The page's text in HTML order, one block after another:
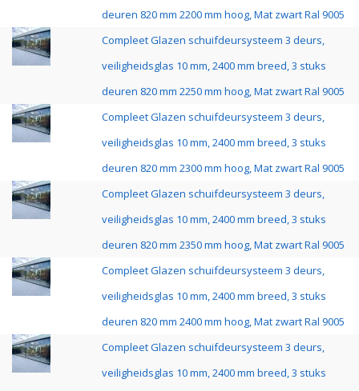
deuren 820 mm 2200 mm hoog, Mat zwart Ral 9005
Compleet Glazen schuifdeursysteem 3 deurs,
veiligheidsglas 10 mm, 2400 mm breed, 3 stuks
deuren 820 mm 2250 mm hoog, Mat zwart Ral 9005
Compleet Glazen schuifdeursysteem 3 deurs,
veiligheidsglas 10 mm, 2400 mm breed, 3 stuks
deuren 820 mm 2300 mm hoog, Mat zwart Ral 9005
Compleet Glazen schuifdeursysteem 3 deurs,
veiligheidsglas 10 mm, 2400 mm breed, 3 stuks
deuren 820 mm 2350 mm hoog, Mat zwart Ral 9005
Compleet Glazen schuifdeursysteem 3 deurs,
veiligheidsglas 10 mm, 2400 mm breed, 3 stuks
deuren 820 mm 2400 mm hoog, Mat zwart Ral 9005
Compleet Glazen schuifdeursysteem 3 deurs,
veiligheidsglas 10 mm, 2400 mm breed, 3 stuks